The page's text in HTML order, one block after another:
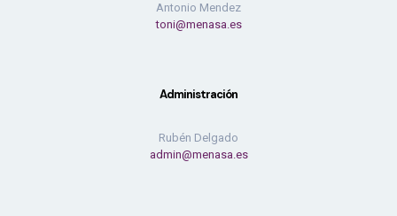
Antonio Mendez
toni@menasa.es
Administración
Rubén Delgado
admin@menasa.es